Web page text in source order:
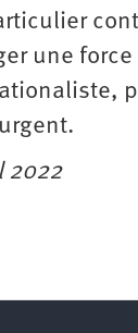
une
2022